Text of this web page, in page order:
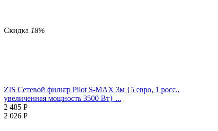
Скидка 18%
ZIS Сетевой фильтр Pilot S-MAX 3м {5 евро, 1 росс.,
увеличенная мощность 3500 Вт} ...
2 485 Р
2 026 Р